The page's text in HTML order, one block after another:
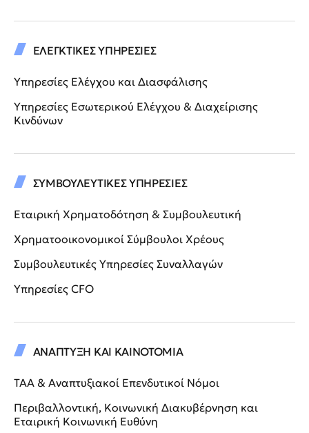
ΕΛΕΓΚΤΙΚΕΣ ΥΠΗΡΕΣΙΕΣ
Υπηρεσίες Ελέγχου και Διασφάλισης
Υπηρεσίες Εσωτερικού Ελέγχου & Διαχείρισης
Κινδύνων
ΣΥΜΒΟΥΛΕΥΤΙΚΕΣ ΥΠΗΡΕΣΙΕΣ
Εταιρική Χρηματοδότηση & Συμβουλευτική
Χρηματοοικονομικοί Σύμβουλοι Χρέους
Συμβουλευτικές Υπηρεσίες Συναλλαγών
Υπηρεσίες CFO
ΑΝΑΠΤΥΞΗ ΚΑΙ ΚΑΙΝΟΤΟΜΙΑ
ΤΑΑ & Αναπτυξιακοί Επενδυτικοί Νόμοι
Περιβαλλοντική, Κοινωνική Διακυβέρνηση και
Εταιρική Κοινωνική Ευθύνη